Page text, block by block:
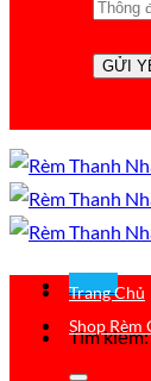
Menu
Tìm kiếm:
Trang Chủ
Shop Rèm